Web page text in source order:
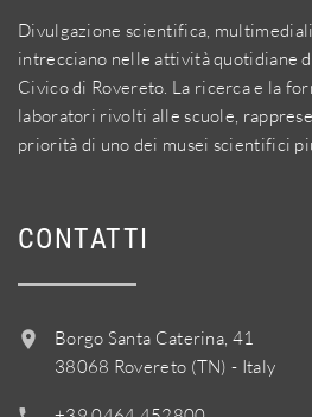
Divulgazione scientifica,
intrecciano nelle attività quotidiane
Civico di Rovereto. La ricerca e la
laboratori rivolti alle scuole,
priorità di uno dei musei scientifici
CONTATTI
Borgo Santa Caterina, 41
38068 Rovereto (TN) - Italy